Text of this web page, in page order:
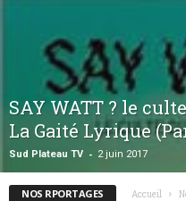
SAY WATT ? le
La Gaité Lyrique
Sud Plateau TV - 2 juin 2017
NOS RPORTAGES Accueil